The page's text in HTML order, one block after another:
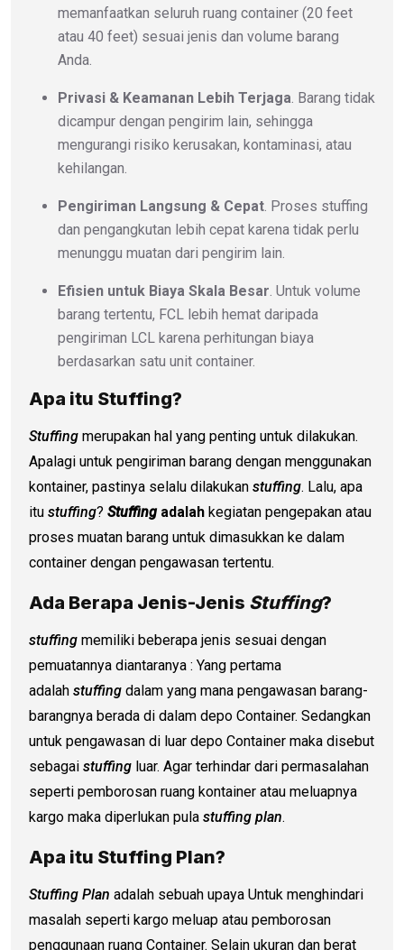
memanfaatkan seluruh ruang container (20 feet
atau 40 feet) sesuai jenis dan volume barang
Anda.
Privasi & Keamanan Lebih Terjaga. Barang tidak
dicampur dengan pengirim lain, sehingga
mengurangi risiko kerusakan, kontaminasi, atau
kehilangan.
Pengiriman Langsung & Cepat. Proses stuffing
dan pengangkutan lebih cepat karena tidak perlu
menunggu muatan dari pengirim lain.
Efisien untuk Biaya Skala Besar. Untuk volume
barang tertentu, FCL lebih hemat daripada
pengiriman LCL karena perhitungan biaya
berdasarkan satu unit container.
Apa itu Stuffing?
Stuffing merupakan hal yang penting untuk dilakukan.
Apalagi untuk pengiriman barang dengan menggunakan
kontainer, pastinya selalu dilakukan stuffing. Lalu, apa
itu stuffing? Stuffingadalah kegiatan pengepakan atau
proses muatan barang untuk dimasukkan ke dalam
container dengan pengawasan tertentu.
Ada Berapa Jenis-Jenis Stuffing?
stuffing memiliki beberapa jenis sesuai dengan
pemuatannya diantaranya : Yang pertama
adalah stuffing dalam yang mana pengawasan barang-
barangnya berada di dalam depo Container. Sedangkan
untuk pengawasan di luar depo Container maka disebut
sebagai stuffing luar. Agar terhindar dari permasalahan
seperti pemborosan ruang kontainer atau meluapnya
kargo maka diperlukan pula stuffing plan.
Apa itu Stuffing Plan?
Stuffing Plan adalah sebuah upaya Untuk menghindari
masalah seperti kargo meluap atau pemborosan
penggunaan ruang Container. Selain ukuran dan berat